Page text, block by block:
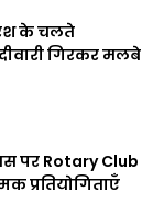
के चलते
गिरकर मलबे
पर Rotary Club
प्रतियोगिताएँ